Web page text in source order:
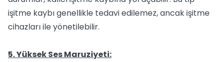
işitme kaybı genellikle tedavi edilemez, ancak işitme
cihazları ile yönetilebilir.
5. Yüksek Ses Maruziyeti: